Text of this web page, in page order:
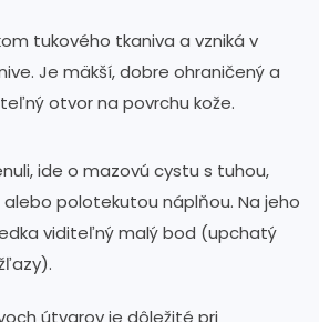
tukového tkaniva a vzniká v
Je mäkší, dobre ohraničený a
otvor na povrchu kože.
ide o mazovú cystu s tuhou,
polotekutou náplňou. Na jeho
viditeľný malý bod (upchatý
útvarov je dôležité pri